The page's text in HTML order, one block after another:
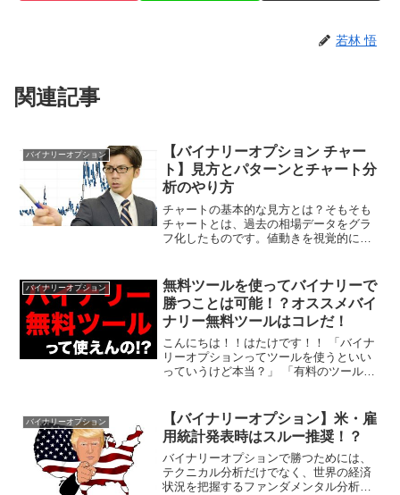
若林 悟
関連記事
バイナリーオプション
【バイナリーオプション チャー
ト】見方とパターンとチャート分
析のやり方
チャートの基本的な見方とは？そもそも
チャートとは、過去の相場データをグラ
フ化したものです。値動きを視覚的に捉
を見ながら取引をしているため、過去の
相場の動きは投資家の動向...
バイナリーオプション
無料ツールを使ってバイナリーで
勝つことは可能！？オススメバイ
ナリー無料ツールはコレだ！
こんにちは！！はたけです！！ 「バイナ
リーオプションってツールを使うといい
っていうけど本当？」 「有料のツールと
な」 「ツールってよく分からないから怖
い」このように、バ...
バイナリーオプション
【バイナリーオプション】米・雇
用統計発表時はスルー推奨！？
バイナリーオプションで勝つためには、
テクニカル分析だけでなく、世界の経済
状況を把握するファンダメンタル分析も